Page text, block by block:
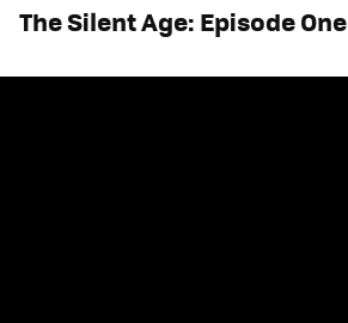
The Silent Age: Episode One